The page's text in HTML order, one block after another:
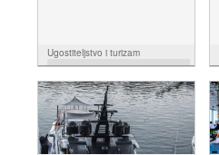
Ugostiteljstvo i turizam
NUDIM